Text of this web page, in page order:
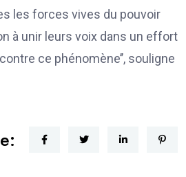
les forces vives du pouvoir
à unir leurs voix dans un effort
ce phénomène’’, souligne